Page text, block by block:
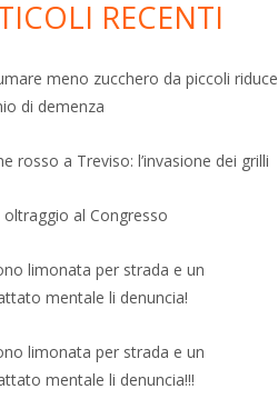
RECENTI
meno zucchero da piccoli riduce
di demenza
rosso a Treviso: l’invasione dei grilli
oltraggio al Congresso
limonata per strada e un
mentale li denuncia!
limonata per strada e un
mentale li denuncia!!!